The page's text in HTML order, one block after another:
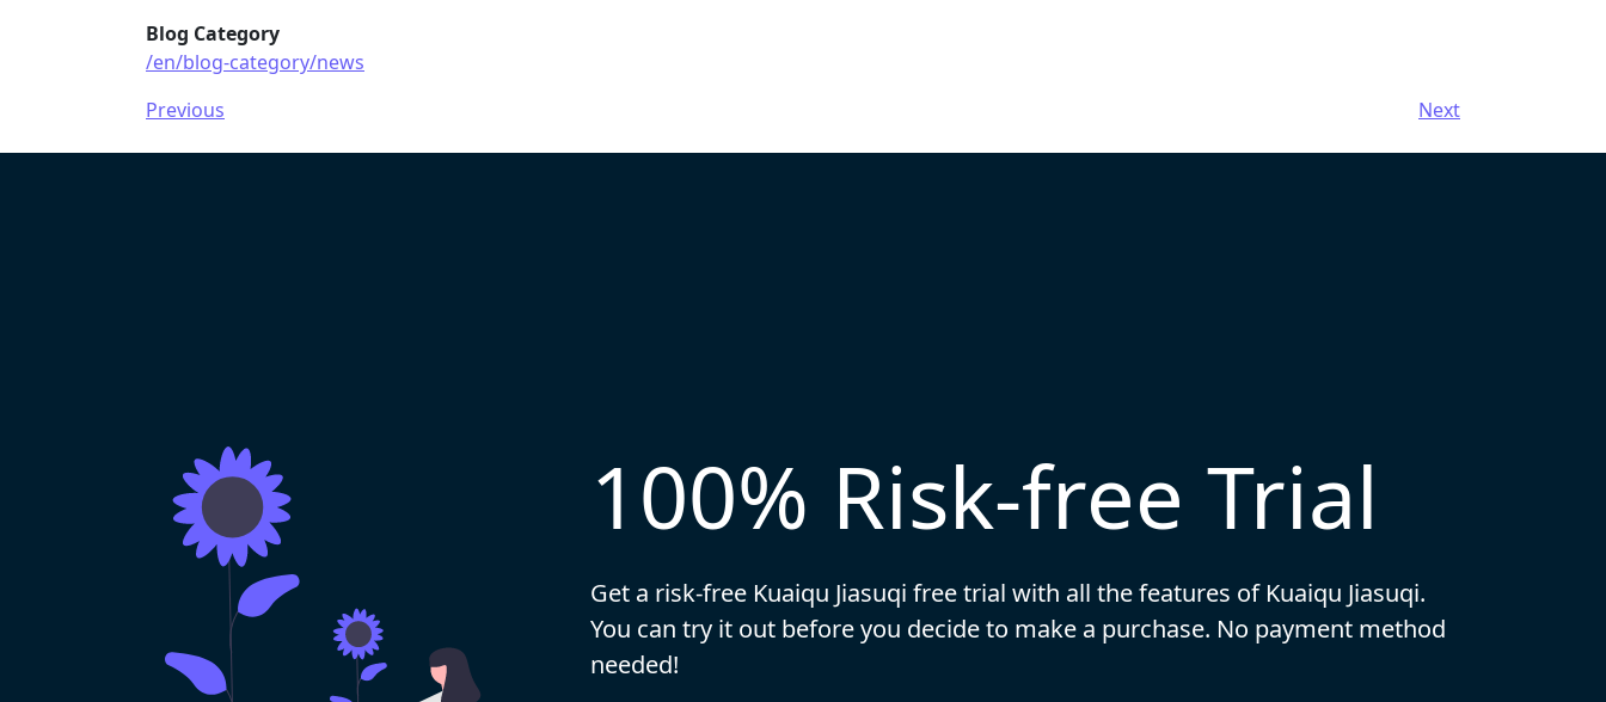
Blog Category
/en/blog-category/news
Previous
Next
100% Risk-free Trial
Get a risk-free Kuaiqu Jiasuqi free trial with all the features of Kuaiqu Jiasuqi.
You can try it out before you decide to make a purchase. No payment method
needed!